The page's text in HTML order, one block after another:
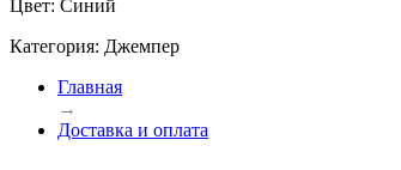
Цвет: Синий
Категория: Джемпер
Главная
→
Доставка и оплата